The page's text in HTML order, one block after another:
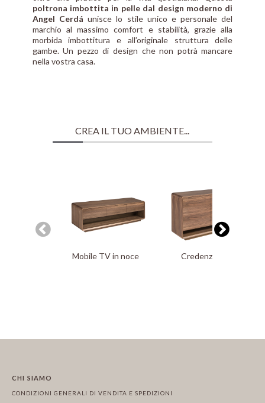
poltrona imbottita in pelle dal design moderno di
Angel Cerdá unisce lo stile unico e personale del
marchio al massimo comfort e stabilità, grazie alla
morbida imbottitura e all’originale struttura delle
gambe. Un pezzo di design che non potrà mancare
nella vostra casa.
CREA IL TUO AMBIENTE...
Mobile TV in noce Credenza in noce
CHI SIAMO
CONDIZIONI GENERALI DI VENDITA E SPEDIZIONI